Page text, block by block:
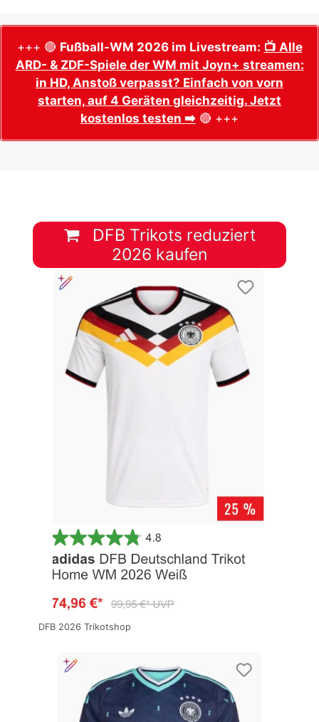
+++ 🔴 Fußball-WM 2026 im Livestream: 📺 Alle
ARD- & ZDF-Spiele der WM mit Joyn+ streamen:
in HD, Anstoß verpasst? Einfach von vorn
starten, auf 4 Geräten gleichzeitig. Jetzt
kostenlos testen ➡️ 🔴 +++
DFB Trikots reduziert
2026 kaufen
DFB 2026 Trikotshop